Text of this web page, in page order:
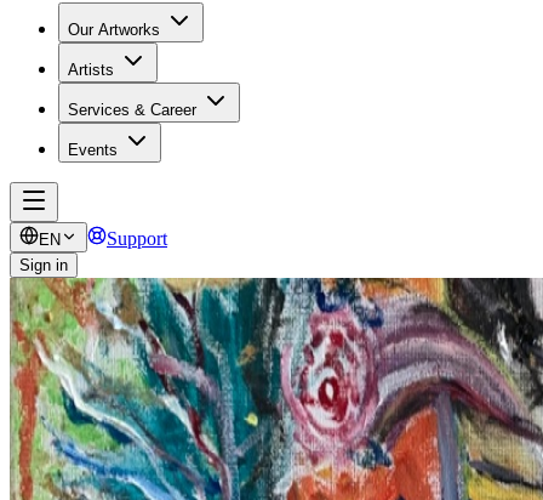
Our Artworks
Artists
Services & Career
Events
EN Support
Sign in